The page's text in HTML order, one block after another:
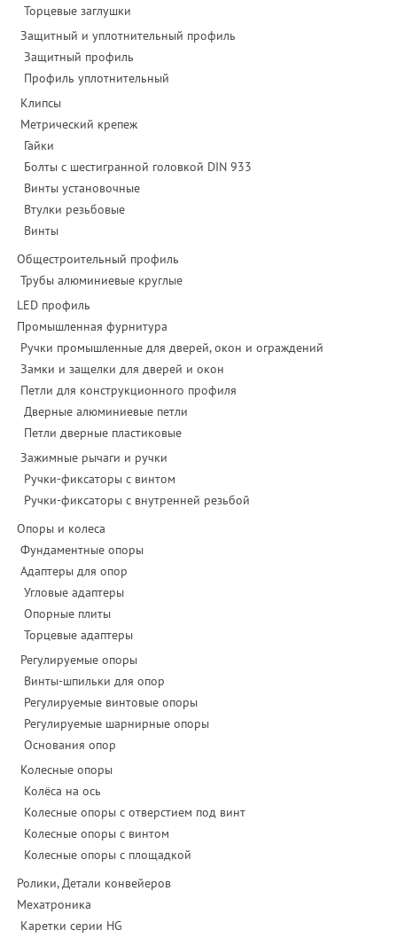
Торцевые заглушки
Защитный и уплотнительный профиль
Защитный профиль
Профиль уплотнительный
Клипсы
Метрический крепеж
Гайки
Болты с шестигранной головкой DIN 933
Винты установочные
Втулки резьбовые
Винты
Общестроительный профиль
Трубы алюминиевые круглые
LED профиль
Промышленная фурнитура
Ручки промышленные для дверей, окон и ограждений
Замки и защелки для дверей и окон
Петли для конструкционного профиля
Дверные алюминиевые петли
Петли дверные пластиковые
Зажимные рычаги и ручки
Ручки-фиксаторы c винтом
Ручки-фиксаторы c внутренней резьбой
Опоры и колеса
Фундаментные опоры
Адаптеры для опор
Угловые адаптеры
Опорные плиты
Торцевые адаптеры
Регулируемые опоры
Винты-шпильки для опор
Регулируемые винтовые опоры
Регулируемые шарнирные опоры
Основания опор
Колесные опоры
Колёса на ось
Колесные опоры с отверстием под винт
Колесные опоры с винтом
Колесные опоры с площадкой
Ролики, Детали конвейеров
Мехатроника
Каретки серии HG